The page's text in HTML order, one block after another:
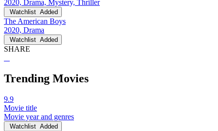
2020, Drama, Mystery, Thriller
Watchlist Added
The American Boys
2020, Drama
Watchlist Added
SHARE
Trending Movies
9.9
Movie title
Movie year and genres
Watchlist Added